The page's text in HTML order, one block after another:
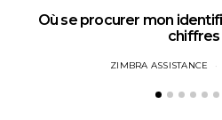
Où se procurer mon
chiffres
ZIMBRA ASSISTANCE